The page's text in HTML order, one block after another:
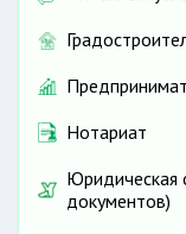
Нотариат
Юридическая
документов)